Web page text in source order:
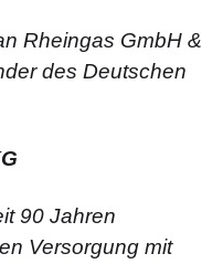
Rheingas GmbH &
des Deutschen
90 Jahren
Versorgung mit